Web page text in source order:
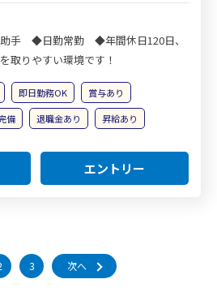
手 ◆日勤常勤 ◆年間休日120日、
取りやすい環境です！
即日勤務OK
賞与あり
備 退職金あり 昇給あり
エントリー
3 次へ